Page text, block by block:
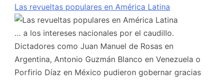
Las revueltas populares en América Latina
… a los intereses nacionales por el caudillo.
Dictadores como Juan Manuel de Rosas en
Argentina, Antonio Guzmán Blanco en Venezuela o
Porfirio Díaz en México pudieron gobernar gracias